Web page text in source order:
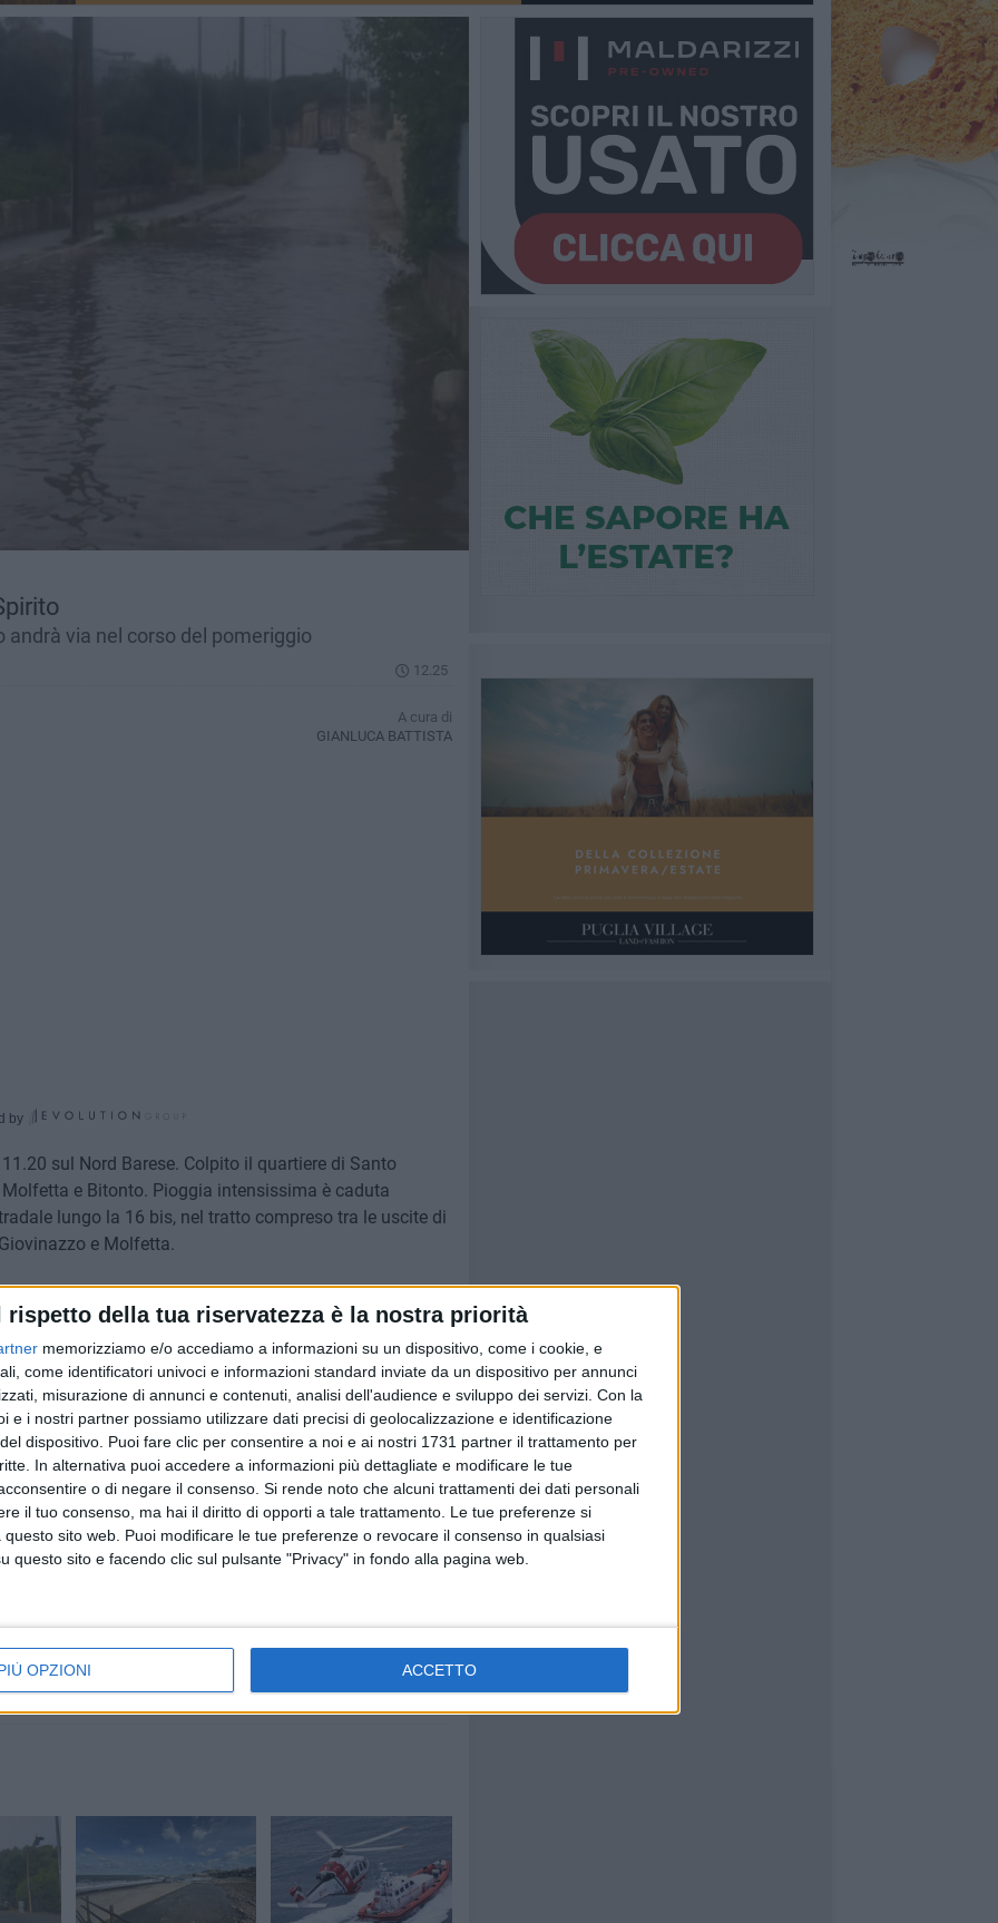
rispetto della tua riservatezza è la nostra priorità
memorizziamo e/o accediamo a informazioni su un dispositivo, come i cookie, e
come identificatori univoci e informazioni standard inviate da un dispositivo per annunci
misurazione di annunci e contenuti, analisi dell'audience e sviluppo dei servizi. Con la
e i nostri partner possiamo utilizzare dati precisi di geolocalizzazione e identificazione
dispositivo. Puoi fare clic per consentire a noi e ai nostri 1731 partner il trattamento per
In alternativa puoi accedere a informazioni più dettagliate e modificare le tue
o di negare il consenso. Si rende noto che alcuni trattamenti dei dati personali
il tuo consenso, ma hai il diritto di opporti a tale trattamento. Le tue preferenze si
sito web. Puoi modificare le tue preferenze o revocare il consenso in qualsiasi
questo sito e facendo clic sul pulsante "Privacy" in fondo alla pagina web.
OPZIONI ACCETTO
via nel corso del pomeriggio
12.25
A cura di
GIANLUCA BATTISTA
by
sul Nord Barese. Colpito il quartiere di Santo
e Bitonto. Pioggia intensissima è caduta
lungo la 16 bis, nel tratto compreso tra le uscite di
e Molfetta.
proveniente da quadranti settentrionali. Non si
zona nell'agro ha fatto registrare allagamenti. L'allerta
di oggi, giovedì 30 aprile, grazie all'arrivo di venti di
mosso su tutto il litorale adriatico.
vi rimandiamo alle prossime ore.
6 AGOSTO 2026
Movida e sicurezza a Bari,
proseguono i controlli
straordinari del territorio della